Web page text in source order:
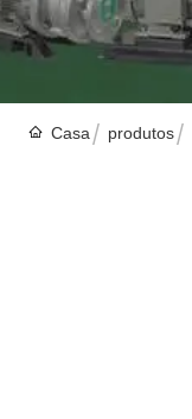
Casa produtos